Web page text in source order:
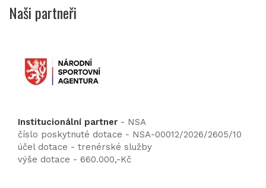
Naši partneři
Institucionální partner - NSA
číslo poskytnuté dotace - NSA-00012/2026/2605/10
účel dotace - trenérské služby
výše dotace - 660.000,-Kč